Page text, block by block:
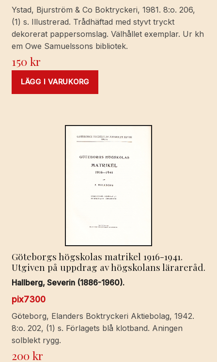
Ystad, Bjurström & Co Boktryckeri, 1981. 8:o. 206,
(1) s. Illustrerad. Trådhäftad med styvt tryckt
dekorerat pappersomslag. Välhållet exemplar. Ur kh
em Owe Samuelssons bibliotek.
150kr
LÄGG I VARUKORG
Göteborgs högskolas matrikel 1916-1941.
Utgiven på uppdrag av högskolans lärareråd.
Hallberg, Severin (1886-1960).
pix7300
Göteborg, Elanders Boktryckeri Aktiebolag, 1942.
8:o. 202, (1) s. Förlagets blå klotband. Aningen
solblekt rygg.
200kr